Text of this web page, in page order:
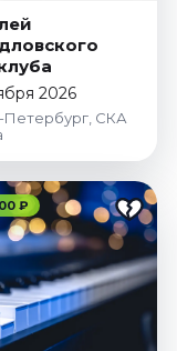
2026
Петербург, СКА
₽